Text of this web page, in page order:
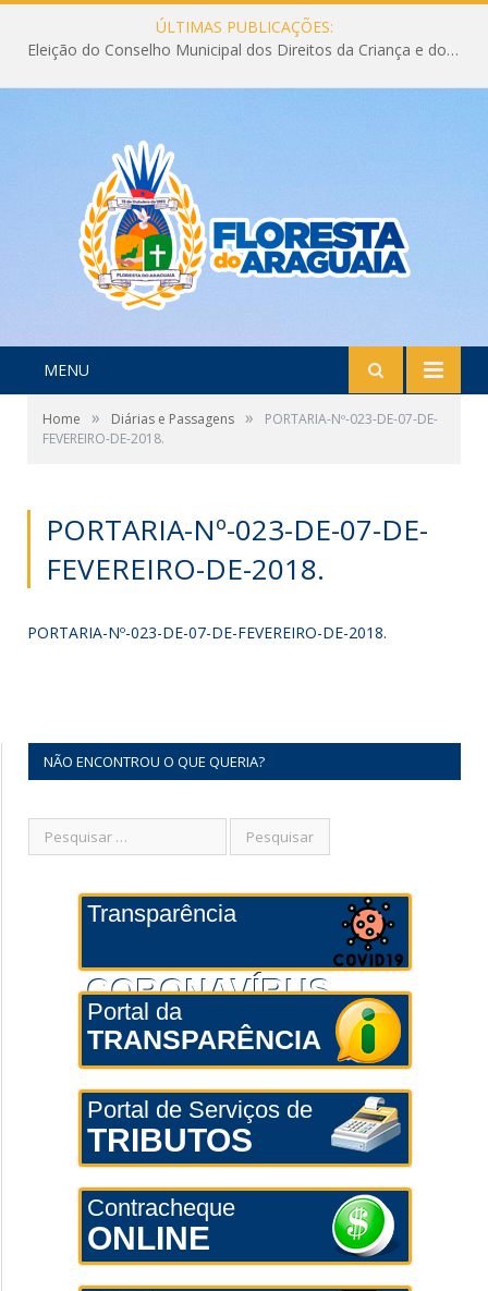
ÚLTIMAS PUBLICAÇÕES:
Eleição do Conselho Municipal dos Direitos da Criança e do Adolescente CMDCA 2026
MENU
Home » Diárias e Passagens »
PORTARIA-Nº-023-DE-07-DE-
FEVEREIRO-DE-2018.
PORTARIA-Nº-023-DE-07-DE-
FEVEREIRO-DE-2018.
PORTARIA-Nº-023-DE-07-DE-FEVEREIRO-DE-2018.
NÃO ENCONTROU O QUE QUERIA?
Transparência
CORONAVÍRUS
Portal da
TRANSPARÊNCIA
Portal de Serviços de
TRIBUTOS
Contracheque
ONLINE